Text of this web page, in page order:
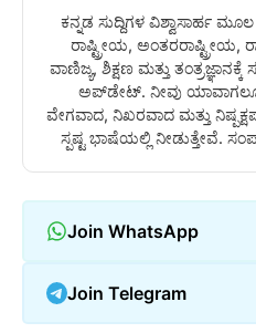
ಕನ್ನಡ ಸುದ್ದಿಗಳ ವಿಶ್ವಾಸಾರ್ಹ
ರಾಷ್ಟ್ರೀಯ,
ವಾಣಿಜ್ಯ, ಶಿಕ್ಷಣ ಮತ್ತು
ಅಪ್‌ಡೇಟ್. ನೀವು
ವೇಗವಾದ, ನಿಖರವಾದ ಮತ್ತು
ಸ್ಪಷ್ಟ ಭಾಷೆಯಲ್ಲಿ ನೀಡುತ್ತೇವೆ.
Join WhatsApp
Join Telegram